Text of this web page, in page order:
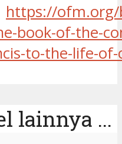
https://ofm.org/
book-of-the-
to-the-life-
lainnya ...